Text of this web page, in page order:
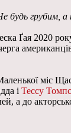
будь грубим, а
Ґая 2020
міс
і Тессу
а до